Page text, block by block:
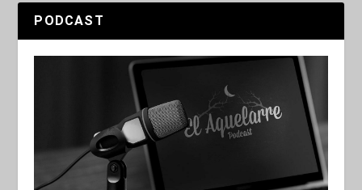
PODCAST